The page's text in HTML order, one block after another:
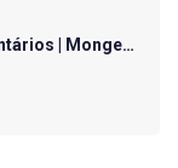
| Monge…